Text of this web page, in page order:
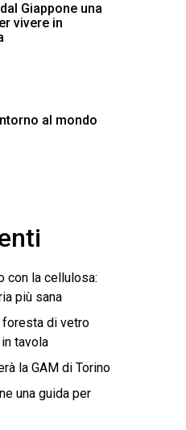
Giappone una
vivere in
al mondo
con la cellulosa:
più sana
foresta di vetro
tavola
la GAM di Torino
una guida per